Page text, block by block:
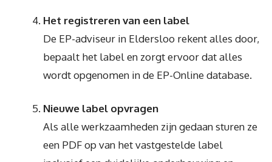
Het registreren van een label
De EP-adviseur in Eldersloo rekent alles door,
bepaalt het label en zorgt ervoor dat alles
wordt opgenomen in de EP-Online database.
Nieuwe label opvragen
Als alle werkzaamheden zijn gedaan sturen ze
een PDF op van het vastgestelde label